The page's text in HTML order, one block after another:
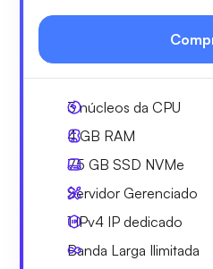
3núcleos da CPU
4 GB RAM
75 GB SSD NVMe
Servidor Gerenciado
1 IPv4 IP dedicado
Banda Larga Ilimitada